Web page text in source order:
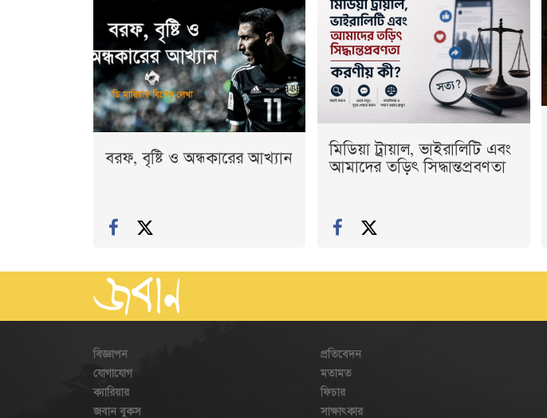
বরফ, বৃষ্টি ও অন্ধকারের আখ্যান
মিডিয়া ট্রায়াল, ভাইরালিটি এবং
আমাদের তড়িৎ সিদ্ধান্তপ্রবণতা
বিজ্ঞাপন
যোগাযোগ
ক্যারিয়ার
জবান বুকস
প্রতিবেদন
মতামত
ফিচার
সাক্ষাৎকার